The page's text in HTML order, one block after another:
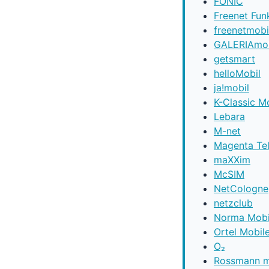
Freenet
getsmart
helloMobil
ja!mobil
K-Classic
Lebara
M-net
Magenta
maXXim
McSIM
NetCologne
netzclub
Norma
Ortel
O₂
Rossmann